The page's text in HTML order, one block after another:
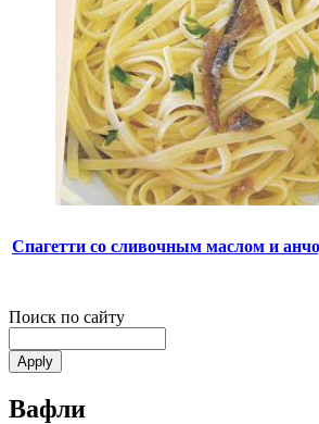
Спагетти со сливочным маслом и
Поиск по сайту
Вафли